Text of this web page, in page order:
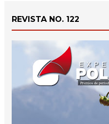
REVISTA NO. 122